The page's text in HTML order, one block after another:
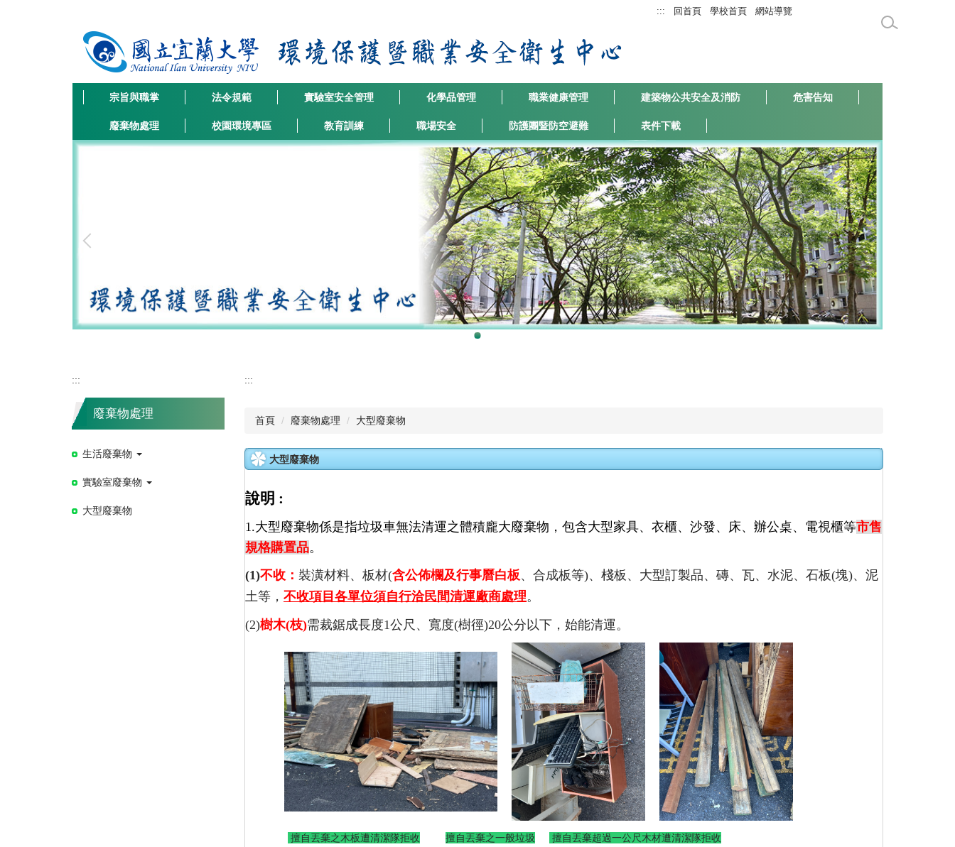
::: 回首頁 學校首頁 網站導覽
宗旨與職掌 法令規範 實驗室安全管理 化學品管理 職業健康管理 建築物公共安全及消防 危害告知
廢棄物處理 校園環境專區 教育訓練 職場安全 防護團暨防空避難 表件下載
:::
廢棄物處理
生活廢棄物
實驗室廢棄物
大型廢棄物
:::
首頁 廢棄物處理 大型廢棄物
大型廢棄物
說明 :
1.大型廢棄物係是指垃圾車無法清運之體積龐大廢棄物 ，包含大型家具、 衣櫃、沙發、床、辦公桌、電視櫃等市售
規格購置品。
(1)不收： 裝潢材料、板材(含公佈欄及行事曆白板、合成板等)、棧板、大型訂製品、磚、瓦、水泥、石板(塊)、泥
土等， 不收項目各單位須自行洽民間清運廠商處理。
(2)樹木(枝)需裁鋸成長度1公尺、寬度(樹徑)20公分以下，始能清運。
擅自丟棄之木板遭清潔隊拒收 擅自丟棄之一般垃圾 擅自丟棄超過一公尺木材遭清潔隊拒收